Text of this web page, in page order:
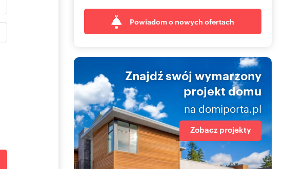
Powiadom o nowych ofertach
Znajdź swój wymarzony
projekt domu
na domiporta.pl
Zobacz projekty